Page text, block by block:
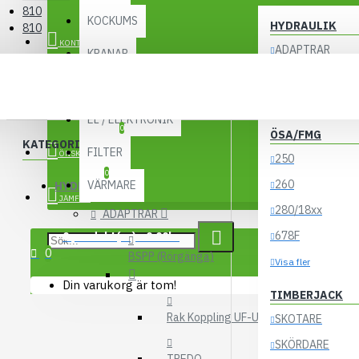
KOCKUMS
KRANAR
EL / ELEKTRONIK
FILTER
VÄRMARE
HYDRAULIK
ADAPTRAR
ÖSA/FMG
250
260
280/18xx
678F
Visa fler
TIMBERJACK
SKOTARE
SKÖRDARE
KONTO
ÖNSKELISTA
0
JÄMFÖR
0
0 produkt(er) - 0.00kr
0
Din varukorg är tom!
810
810
KATEGORIER
HYDRAULIK
ADAPTRAR
BSPP (Rörgänga)
Rak Koppling UF-UF